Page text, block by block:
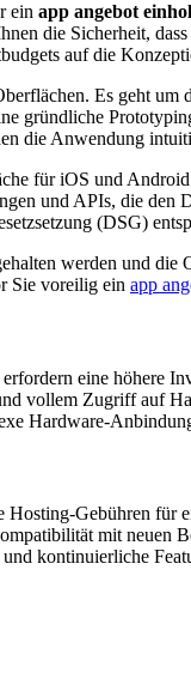
ein app angebot
die Sicherheit,
auf die
Es geht
gründliche
die Anwendung
für iOS und
und APIs, die den
(DSG)
werden und
Sie voreilig ein app
eine höhere
vollem Zugriff auf
Hardware-
Gebühren
mit neuen
kontinuierliche